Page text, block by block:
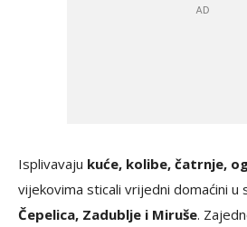
Isplivavaju kuće, kolibe, čatrnje,
vijekovima sticali vrijedni domaćini u
Čepelica, Zadublje i Miruše.